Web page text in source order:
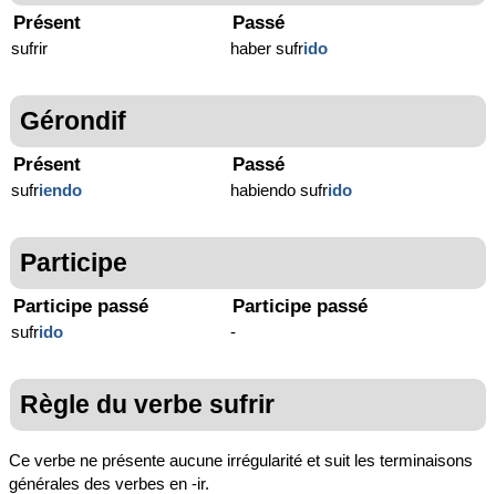
Présent
sufrir
Passé
haber sufrido
Gérondif
Présent
sufriendo
Passé
habiendo sufrido
Participe
Participe passé
sufrido
Participe passé
-
Règle du verbe sufrir
Ce verbe ne présente aucune irrégularité et suit les terminaisons
générales des verbes en -ir.